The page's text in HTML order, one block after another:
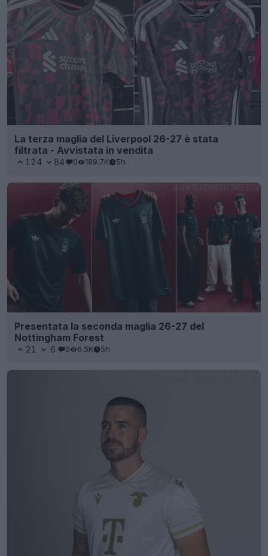
La terza maglia del Liverpool 26-27 è stata
filtrata - Avvistata in vendita
124 84 0 189.7K 5h
Presentata la seconda maglia 26-27 del
Nottingham Forest
21 6 0 6.5K 5h